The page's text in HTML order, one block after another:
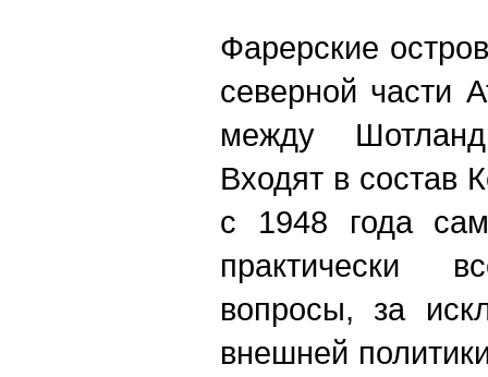
Фарерские
северной части
между
Входят в состав
с 1948 года
практически
вопросы, за
внешней